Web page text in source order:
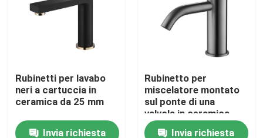
Prodotti
Chi siamo
Rubinetti per lavabo
neri a cartuccia in
ceramica da 25 mm
Invia richiesta
Rubinetto per
miscelatore montato
sul ponte di una
valvola in ceramica
0460 Rubinetto da
Invia richiesta